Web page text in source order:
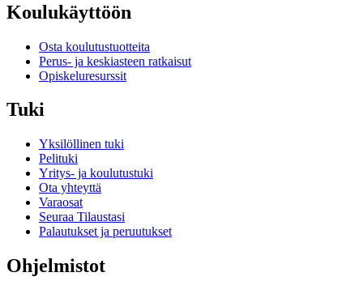
Koulukäyttöön
Osta koulutustuotteita
Perus- ja keskiasteen ratkaisut
Opiskeluresurssit
Tuki
Yksilöllinen tuki
Pelituki
Yritys- ja koulutustuki
Ota yhteyttä
Varaosat
Seuraa Tilaustasi
Palautukset ja peruutukset
Ohjelmistot